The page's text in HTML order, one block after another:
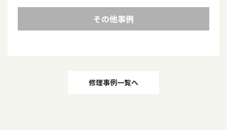
その他事例
修理事例一覧へ